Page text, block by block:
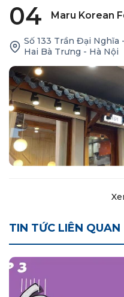
04 Maru Korean
Số 133 Trần Đại Nghĩa
Hai Bà Trưng - Hà Nội
TIN TỨC LIÊN QUAN